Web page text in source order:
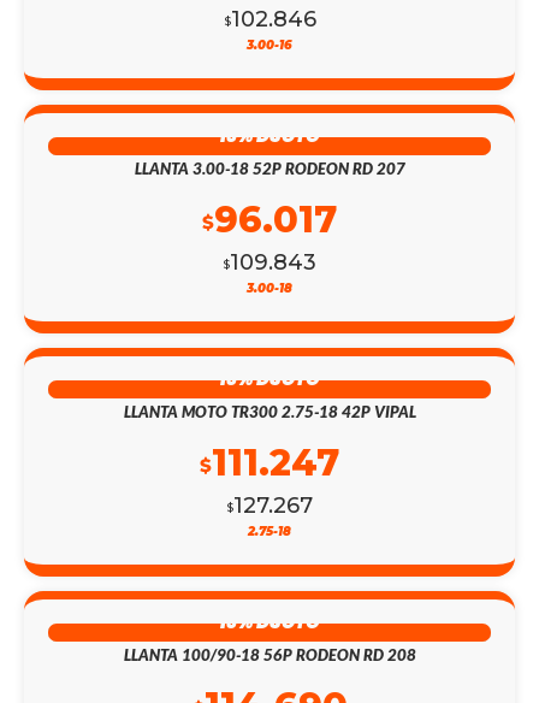
$102.846
3.00-16
13% DSCTO
LLANTA 3.00-18 52P RODEON RD 207
$109.843
$96.017
3.00-18
13% DSCTO
LLANTA MOTO TR300 2.75-18 42P VIPAL
$127.267
$111.247
2.75-18
13% DSCTO
LLANTA 100/90-18 56P RODEON RD 208